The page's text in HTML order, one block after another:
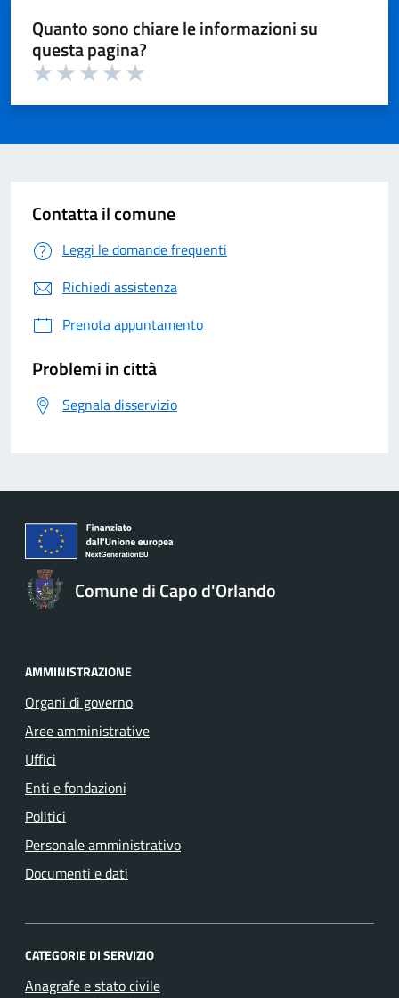
Quanto sono chiare le informazioni su
questa pagina?
Contatta il comune
Leggi le domande frequenti
Richiedi assistenza
Prenota appuntamento
Problemi in città
Segnala disservizio
Comune di Capo d'Orlando
AMMINISTRAZIONE
Organi di governo
Aree amministrative
Uffici
Enti e fondazioni
Politici
Personale amministrativo
Documenti e dati
CATEGORIE DI SERVIZIO
Anagrafe e stato civile